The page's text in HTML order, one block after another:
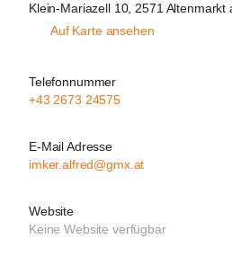
Klein-Mariazell 10, 2571 Altenmarkt
Auf Karte ansehen
Telefonnummer
+43 2673 24575
E-Mail Adresse
imker.alfred@gmx.at
Website
Keine Website verfügbar